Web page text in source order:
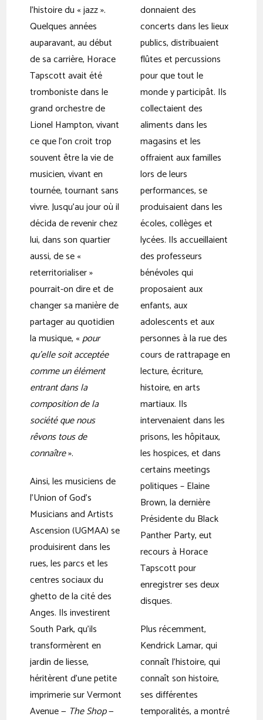
l’histoire du « jazz ».
Quelques années
auparavant, au début
de sa carrière, Horace
Tapscott avait été
tromboniste dans le
grand orchestre de
Lionel Hampton, vivant
ce que l’on croit trop
souvent être la vie de
musicien, vivant en
tournée, tournant sans
vivre. Jusqu’au jour où il
décida de revenir chez
lui, dans son quartier
aussi, de se «
reterritorialiser »
pourrait-on dire et de
changer sa manière de
partager au quotidien
la musique, «pour
qu’elle soit acceptée
comme un élément
entrant dans la
composition de la
société que nous
rêvons tous de
connaître».
Ainsi, les musiciens de
l’Union of God’s
Musicians and Artists
Ascension (UGMAA) se
produisirent dans les
rues, les parcs et les
centres sociaux du
ghetto de la cité des
Anges. Ils investirent
South Park, qu’ils
transformèrent en
jardin de liesse,
héritèrent d’une petite
imprimerie sur Vermont
Avenue — The Shop—
donnaient des
concerts dans les lieux
publics, distribuaient
flûtes et percussions
pour que tout le
monde y participât. Ils
collectaient des
aliments dans les
magasins et les
offraient aux familles
lors de leurs
performances, se
produisaient dans les
écoles, collèges et
lycées. Ils accueillaient
des professeurs
bénévoles qui
proposaient aux
enfants, aux
adolescents et aux
personnes à la rue des
cours de rattrapage en
lecture, écriture,
histoire, en arts
martiaux. Ils
intervenaient dans les
prisons, les hôpitaux,
les hospices, et dans
certains meetings
politiques – Elaine
Brown, la dernière
Présidente du Black
Panther Party, eut
recours à Horace
Tapscott pour
enregistrer ses deux
disques.
Plus récemment,
Kendrick Lamar, qui
connaît l’histoire, qui
connaît son histoire,
ses différentes
temporalités, a montré